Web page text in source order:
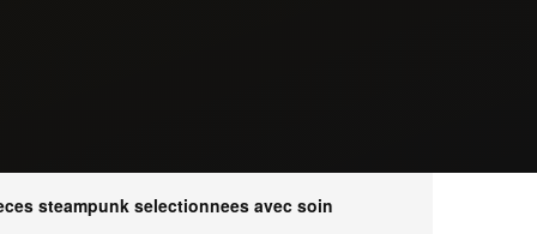
steampunk selectionnees avec soin